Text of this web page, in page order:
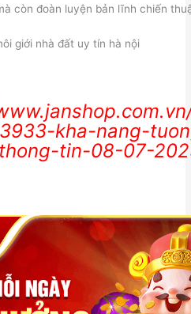
còn đoàn luyện bản lĩnh chiến
giới nhà đất uy tín hà nội
kha-nang-
tin-08-07-